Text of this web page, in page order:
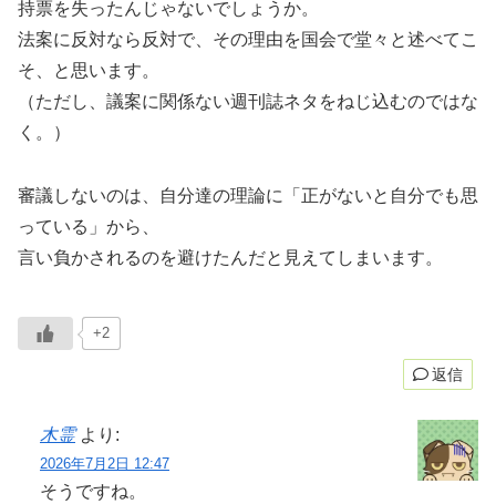
持票を失ったんじゃないでしょうか。
法案に反対なら反対で、その理由を国会で堂々と述べてこ
そ、と思います。
（ただし、議案に関係ない週刊誌ネタをねじ込むのではな
く。）
審議しないのは、自分達の理論に「正がないと自分でも思
っている」から、
言い負かされるのを避けたんだと見えてしまいます。
+2
返信
木霊 より:
2026年7月2日 12:47
そうですね。